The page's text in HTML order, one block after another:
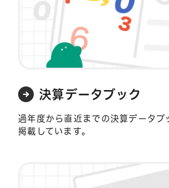
決算データブック
過年度から直近までの決算データブ
掲載しています。